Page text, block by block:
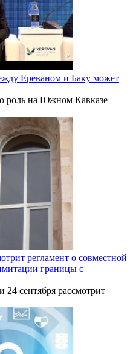
Ереваном и Баку может
роль на Южном Кавказе
регламент о совместной
границы с
сентября рассмотрит